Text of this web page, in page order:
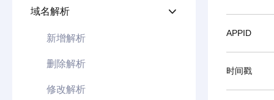
域名解析 
新增解析
删除解析
修改解析
APPID
时间戳